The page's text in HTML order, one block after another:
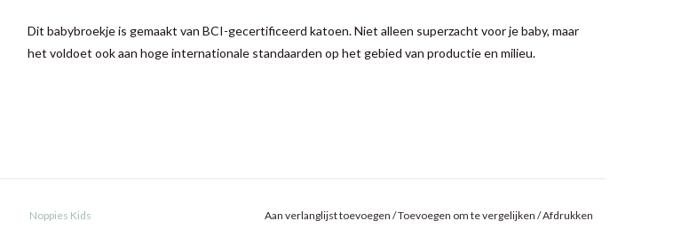
Dit babybroekje is gemaakt van BCI-gecertificeerd katoen. Niet alleen superzacht voor je baby, maar
het voldoet ook aan hoge internationale standaarden op het gebied van productie en milieu.
Noppies Kids Aan verlanglijst toevoegen /Toevoegen om te vergelijken /Afdrukken